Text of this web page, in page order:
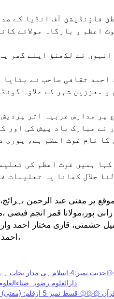
فاؤنڈیشن آف انڈیا کے
اعظم و بارگاہ مولائے
انہوں نے لکھنؤ اپنے گھر
احمد ثقافی صاحب نے
و معززین شہر کے علاؤہ
پر مدارس عربیہ اتر
نے مبارک باد پیش کی اور
کا نام غوث اعظم ہے،
کہا ہمیں غوث اعظم کی
حلال کھانا یہ تعلیمات
حشمتی، قاری مختار احمد
احمد موہنا، سراج ڈرائیور، و دیگر احباب نے مبارک باد پیش کی،
دارالعلوم رضویہ ضیاءالعلوم،